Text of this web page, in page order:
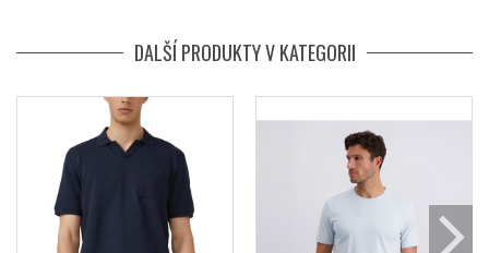
DALŠÍ PRODUKTY V KATEGORII